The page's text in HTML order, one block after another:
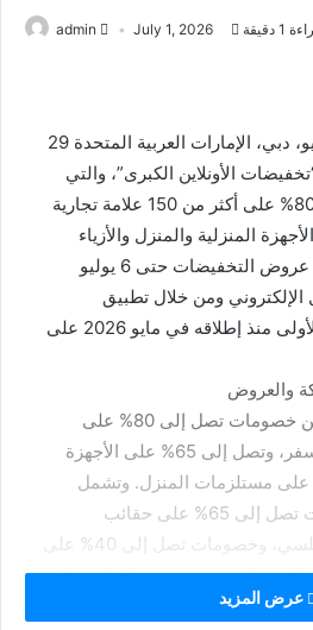
admin July 1, 2026 1 دقيقة
29 يونيو، دبي، الإمارات العربية المتحدة Jashanmal : أطلقت
الأونلاين الكبرى”، والتي
تقدّم خصومات تصل إلى 80% على أكثر من 150 علامة تجارية
المنزلية والمنزل والأزياء
والجمال والكتب. وتستمر عروض التخفيضات حتى 6 يوليو
الإلكتروني ومن خلال تطبيق
جاشنمال، المتاح للمرة الأولى منذ إطلاقه في مايو 2026 على
والعروض
يمكن للعملاء الاستفادة من خصومات تصل إلى 80% على
الحقائب وإكسسوارات السفر، وتصل إلى 65% على الأجهزة
وتصل إلى 60% على مستلزمات المنزل. وتشمل
العروض المميزة خصومات تصل إلى 65% على حقائب
ومستلزمات السفر من ديلسي، وخصومات تصل إلى 40% على
إلى جانب عروض من علامات تجارية
عرض المزيد